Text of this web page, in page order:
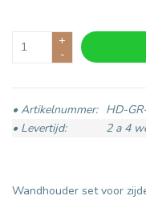
+
-
• Artikelnummer: HD-
• Levertijd:
2 a 4
Wandhouder set voor